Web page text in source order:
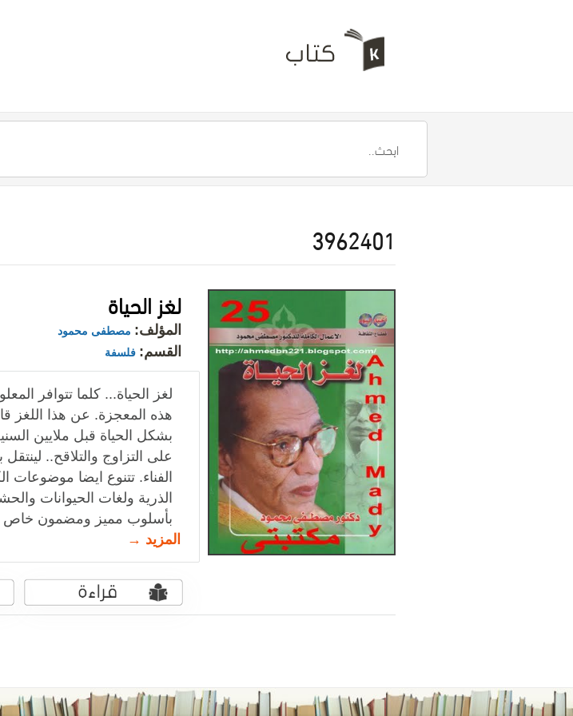
3962401
لغز الحياة
المؤلف: مصطفى محمود
القسم: فلسفة
لغز الحياة... كلما تتوافر
هذه المعجزة. عن هذا اللغز
بشكل الحياة قبل ملايين
على التزاوج والتلاقح..
الفناء. تتنوع ايضا موضوعات
الذرية ولغات الحيوانات
بأسلوب مميز ومضمون خاص
المزيد →